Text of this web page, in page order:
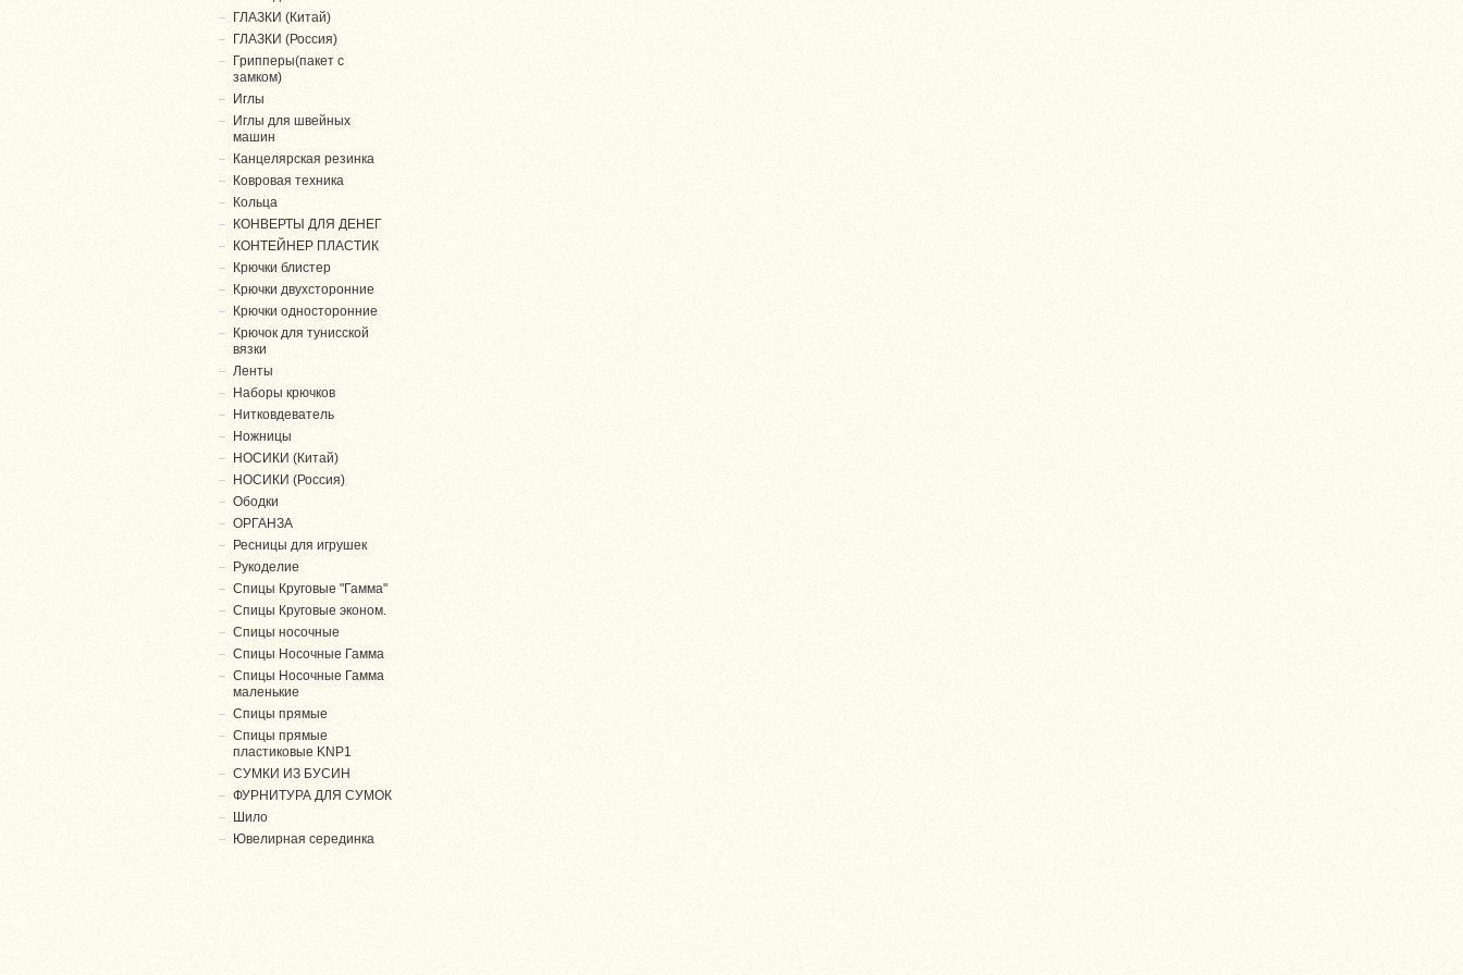
ГЛАЗКИ (Китай)
ГЛАЗКИ (Россия)
Грипперы(пакет с
замком)
Иглы
Иглы для швейных
машин
Канцелярская резинка
Ковровая техника
Кольца
КОНВЕРТЫ ДЛЯ ДЕНЕГ
КОНТЕЙНЕР ПЛАСТИК
Крючки блистер
Крючки двухсторонние
Крючки односторонние
Крючок для тунисской
вязки
Ленты
Наборы крючков
Нитковдеватель
Ножницы
НОСИКИ (Китай)
НОСИКИ (Россия)
Ободки
ОРГАНЗА
Ресницы для игрушек
Рукоделие
Спицы Круговые "Гамма"
Спицы Круговые эконом.
Спицы носочные
Спицы Носочные Гамма
Спицы Носочные Гамма
маленькие
Спицы прямые
Спицы прямые
пластиковые KNP1
СУМКИ ИЗ БУСИН
ФУРНИТУРА ДЛЯ СУМОК
Шило
Ювелирная серединка